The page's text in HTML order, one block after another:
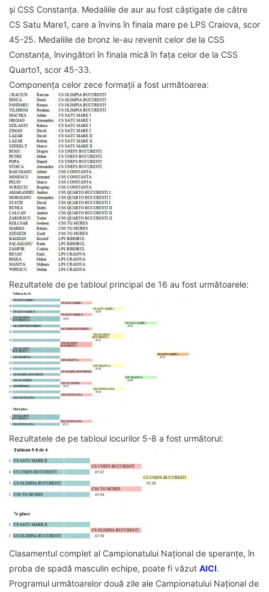
și CSS Constanța. Medaliile de aur au fost câștigate de către
CS Satu Mare1, care a învins în finala mare pe LPS Craiova, scor
45-25. Medaliile de bronz le-au revenit celor de la CSS
Constanța, învingători în finala mică în fața celor de la CSS
Quarto1, scor 45-33.
Componența celor zece formații a fost următoarea:
Rezultatele de pe tabloul principal de 16 au fost următoarele:
Rezultatele de pe tabloul locurilor 5-8 a fost următorul:
Clasamentul complet al Campionatului Național de speranțe, în
proba de spadă masculin echipe, poate fi văzut AICI.
Programul următoarelor două zile ale Campionatului Național de